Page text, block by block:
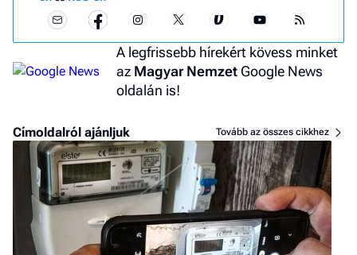
A legfrissebb hírekért kövess minket
az Magyar Nemzet Google News
oldalán is!
Címoldalról ajánljuk Tovább az összes cikkhez